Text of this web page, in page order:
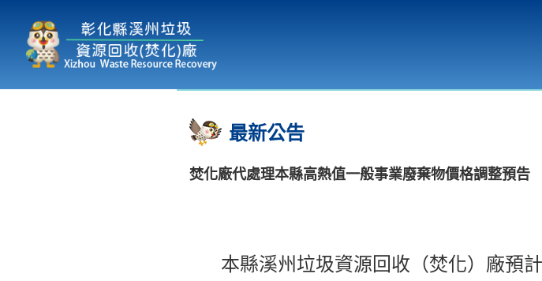
本廠簡介
:::
最新公告
焚化廠代處理本縣高熱值一般事業廢棄物價格調整預告
本縣溪州垃圾資源回收（焚化）廠預